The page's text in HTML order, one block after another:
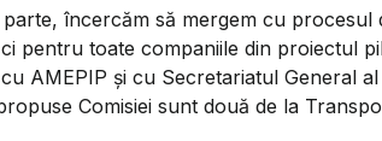
parte, încercăm să mergem cu
pentru toate companiile din proiectul
AMEPIP și cu Secretariatul General
Comisiei sunt două de la